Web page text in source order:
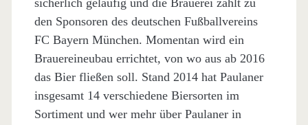
sicherlich geläufig und die Brauerei zählt zu
den Sponsoren des deutschen Fußballvereins
FC Bayern München. Momentan wird ein
Brauereineubau errichtet, von wo aus ab 2016
das Bier fließen soll. Stand 2014 hat Paulaner
insgesamt 14 verschiedene Biersorten im
Sortiment und wer mehr über Paulaner in